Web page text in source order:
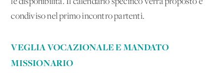
condiviso nel primo incontro partenti.
VEGLIA VOCAZIONALE E MANDATO
MISSIONARIO